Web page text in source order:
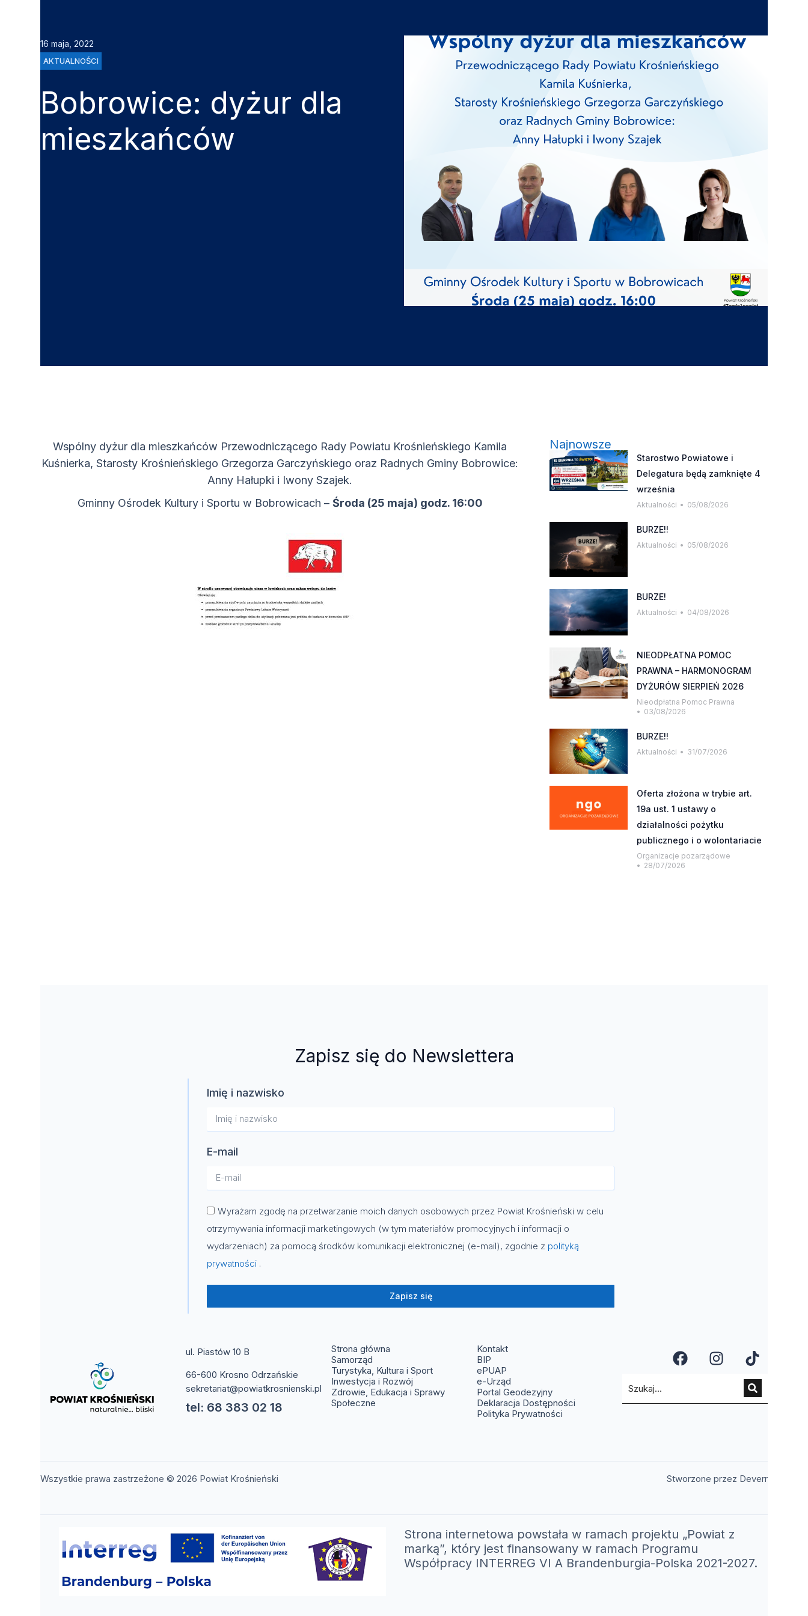
16 maja, 2022
AKTUALNOŚCI
Bobrowice: dyżur dla
mieszkańców
Wspólny dyżur dla mieszkańców Przewodniczącego Rady Powiatu Krośnieńskiego Kamila
Kuśnierka,Starosty Krośnieńskiego Grzegorza Garczyńskiego oraz Radnych Gminy Bobrowice:
Anny Hałupki i Iwony Szajek.
Gminny Ośrodek Kultury i Sportu w Bobrowicach – Środa (25 maja) godz. 16:00
Najnowsze
Starostwo Powiatowe i
Delegatura będą zamknięte 4
września
Aktualności 05/08/2026
BURZE!!
Aktualności 05/08/2026
BURZE!
Aktualności 04/08/2026
NIEODPŁATNA POMOC
PRAWNA – HARMONOGRAM
DYŻURÓW SIERPIEŃ 2026
Nieodpłatna Pomoc Prawna
03/08/2026
BURZE!!
Aktualności 31/07/2026
Oferta złożona w trybie art.
19a ust. 1 ustawy o
działalności pożytku
publicznego i o wolontariacie
Organizacje pozarządowe
28/07/2026
Zapisz się do Newslettera
Imię i nazwisko
E-mail
Wyrażam zgodę na przetwarzanie moich danych osobowych przez Powiat Krośnieński w celu
otrzymywania informacji marketingowych (w tym materiałów promocyjnych i informacji o
wydarzeniach) za pomocą środków komunikacji elektronicznej (e-mail), zgodnie z polityką
prywatności .
Zapisz się
ul. Piastów 10 B
66-600 Krosno Odrzańskie
sekretariat@powiatkrosnienski.pl
tel: 68 383 02 18
Strona główna
Samorząd
Turystyka, Kultura i Sport
Inwestycja i Rozwój
Zdrowie, Edukacja i Sprawy
Społeczne
Kontakt(otwiera się w nowym oknie)
BIP(otwiera się w nowym oknie)
ePUAP(otwiera się w nowym oknie)
e-Urząd(otwiera się w nowym oknie)
Portal Geodezyjny(otwiera się w nowym oknie)
Deklaracja Dostępności
Polityka Prywatności
(otwiera się w
(otwiera się
Wszystkie prawa zastrzeżone © 2026 Powiat Krośnieński Stworzone przez Deverr(otwiera
Strona internetowa powstała w ramach projektu „Powiat z
marką”, który jest finansowany w ramach Programu
Współpracy INTERREG VI A Brandenburgia-Polska 2021-2027.